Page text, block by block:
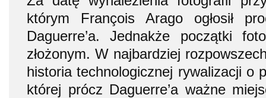
którym François Arago ogłosił
Daguerre’a. Jednakże początki
złożonym. W najbardziej
historia technologicznej rywalizacji o
której prócz Daguerre’a ważne